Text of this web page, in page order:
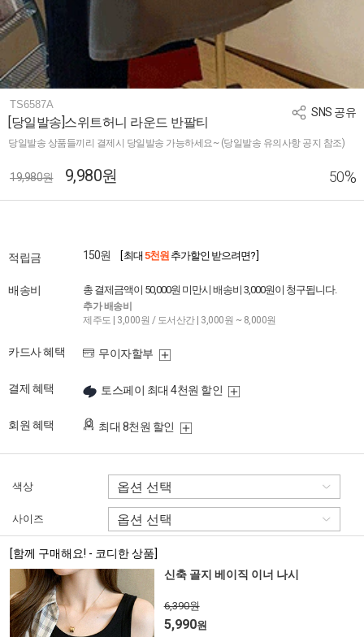
SNS 공유
TS6587A
[당일발송]스위트허니 라운드 반팔티
당일발송 상품들끼리 결제시 당일발송 가능하세요~ (당일발송 유의사항 공지 참조)
19,980원 9,980원 50%
적립금 150원 [ 최대 5천원 추가할인 받으려면? ]
배송비 총 결제금액이 50,000원 미만시 배송비 3,000원이 청구됩니다.
추가 배송비
제주도 | 3,000원 / 도서산간 | 3,000원 ~ 8,000원
카드사 혜택 무이자할부
결제 혜택 토스페이 최대 4천원 할인
회원 혜택 최대 8천원 할인
색상
사이즈
[함께 구매해요! - 코디한 상품]
신축 골지 베이직 이너 나시
6,390원
5,990원